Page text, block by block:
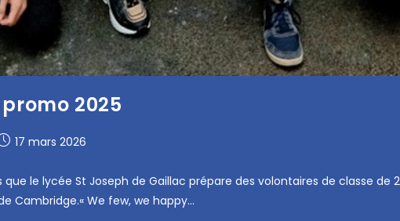
2025
17 mars 2026
le lycée St Joseph de Gaillac prépare des volontaires de classe de
Cambridge.« We few, we happy…